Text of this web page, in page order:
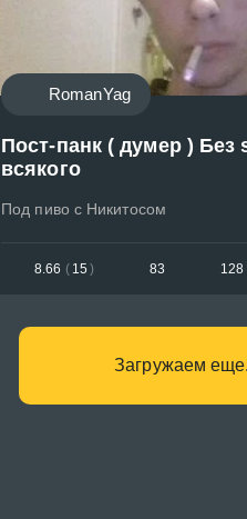
RomanYag
Пост-панк ( думер ) Без
всякого
Под пиво с Никитосом
8.66 ( 15 ) 83 128
Загружаем